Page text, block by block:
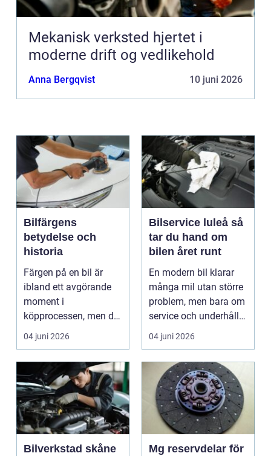
Mekanisk verksted hjertet i
moderne drift og vedlikehold
Anna Bergqvist 10 juni 2026
Bilfärgens
betydelse och
historia
Färgen på en bil är
ibland ett avgörande
moment i
köpprocessen, men det
ha...
04 juni 2026
Bilservice luleå så
tar du hand om
bilen året runt
En modern bil klarar
många mil utan större
problem, men bara om
service och underhåll
sköts i tid. I...
04 juni 2026
Bilverkstad skåne
Mg reservdelar för